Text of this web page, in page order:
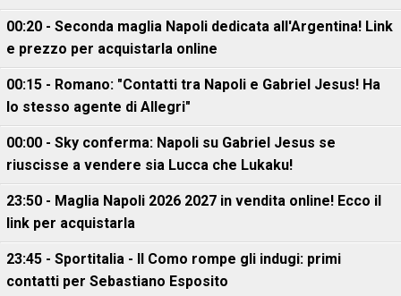
00:20 - Seconda maglia Napoli dedicata all'Argentina! Link
e prezzo per acquistarla online
00:15 - Romano: "Contatti tra Napoli e Gabriel Jesus! Ha
lo stesso agente di Allegri"
00:00 - Sky conferma: Napoli su Gabriel Jesus se
riuscisse a vendere sia Lucca che Lukaku!
23:50 - Maglia Napoli 2026 2027 in vendita online! Ecco il
link per acquistarla
23:45 - Sportitalia - Il Como rompe gli indugi: primi
contatti per Sebastiano Esposito